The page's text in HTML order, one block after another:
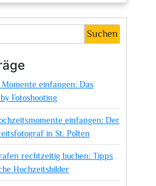
bei
Foto
Kirchmöser:
Unvergessliche
Momente
festhalten
Suchen
einfangen: Das
Fotoshooting
einfangen: Der
in St. Pölten
rechtzeitig buchen: Tipps
Hochzeitsbilder